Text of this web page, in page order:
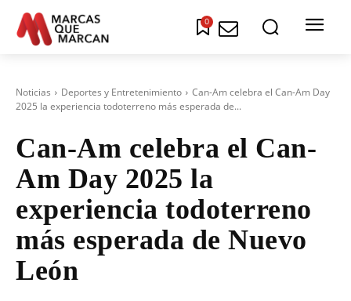
0
Noticias Deportes y Entretenimiento
Can-Am celebra el Can-Am Day
2025 la experiencia todoterreno más esperada de...
Can-Am celebra el Can-
Am Day 2025 la
experiencia todoterreno
más esperada de Nuevo
León